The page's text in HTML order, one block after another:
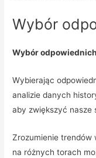
Wybór
Wybór
Wybierając
analizie danych
aby zwiększyć nasze
Zrozumienie trendów
na różnych torach